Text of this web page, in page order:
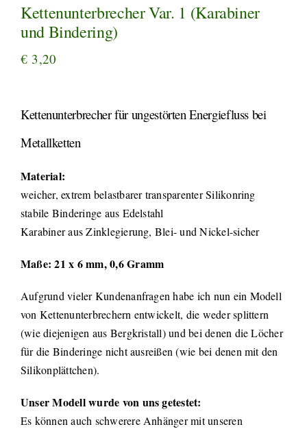
Kettenunterbrecher Var. 1 (Karabiner
und Bindering)
€ 3,20
Kettenunterbrecher für ungestörten Energiefluss bei
Metallketten
Material:
weicher, extrem belastbarer transparenter Silikonring
stabile Binderinge aus Edelstahl
Karabiner aus Zinklegierung, Blei- und Nickel-sicher
Maße: 21 x 6 mm, 0,6 Gramm
Aufgrund vieler Kundenanfragen habe ich nun ein Modell
von Kettenunterbrechern entwickelt, die weder splittern
(wie diejenigen aus Bergkristall) und bei denen die Löcher
für die Binderinge nicht ausreißen (wie bei denen mit den
Silikonplättchen).
Unser Modell wurde von uns getestet:
Es können auch schwerere Anhänger mit unseren